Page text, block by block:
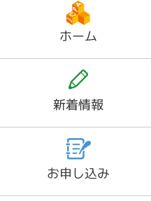
ホーム
新着情報
お申し込み